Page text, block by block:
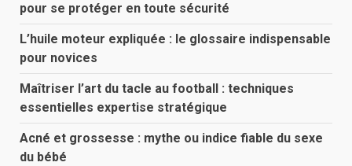
pour se protéger en toute sécurité
L’huile moteur expliquée : le glossaire indispensable
pour novices
Maîtriser l’art du tacle au football : techniques
essentielles expertise stratégique
Acné et grossesse : mythe ou indice fiable du sexe
du bébé